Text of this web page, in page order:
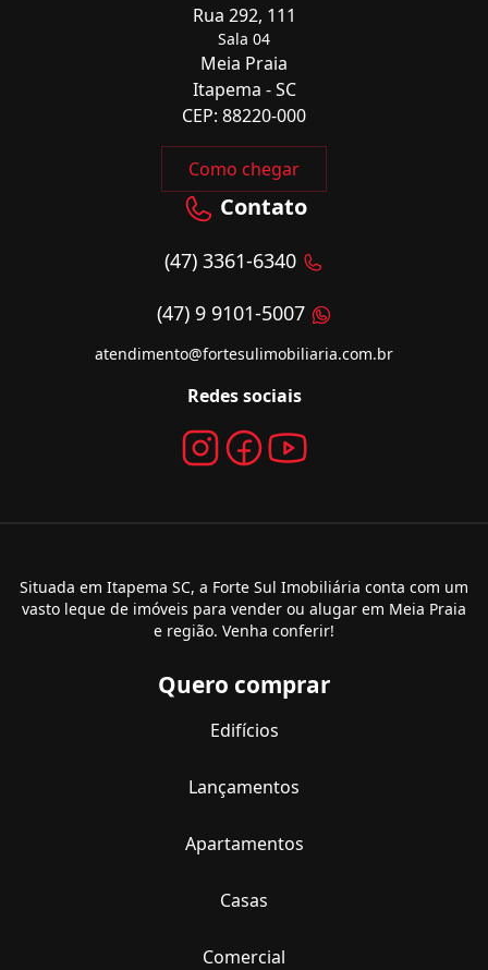
Rua 292, 111
Sala 04
Meia Praia
Itapema - SC
CEP: 88220-000
Como chegar
Contato
(47) 3361-6340
(47) 9 9101-5007
atendimento@fortesulimobiliaria.com.br
Redes sociais
Situada em Itapema SC, a Forte Sul Imobiliária conta com um
vasto leque de imóveis para vender ou alugar em Meia Praia
e região. Venha conferir!
Quero comprar
Edifícios
Lançamentos
Apartamentos
Casas
Comercial